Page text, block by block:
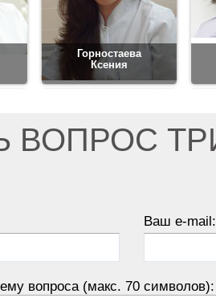
Горностаева
Ксения
ВОПРОС
Ваш e-mail:
вопроса (макс. 70 символов):